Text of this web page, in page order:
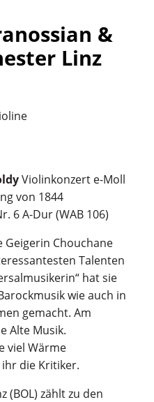
&
Linz
Violinkonzert e-Moll
von 1844
6 A-Dur (WAB 106)
Geigerin Chouchane
Talenten
hat sie
wie auch in
gemacht. Am
Alte Musik.
viel Wärme
die Kritiker.
(BOL) zählt zu den